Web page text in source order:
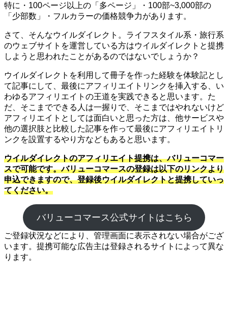
特に・100ページ以上の「多ページ」・100部~3,000部の
「少部数」・フルカラーの価格競争力があります。
さて、そんなウイルダイレクト。ライフスタイル系・旅行系
のウェブサイトを運営している方はウイルダイレクトと提携
しようと思われたことがあるのではないでしょうか？
ウイルダイレクトを利用して冊子を作った経験を体験記とし
て記事にして、最後にアフィリエイトリンクを挿入する、い
わゆるアフィリエイトの王道を実践できると思います。た
だ、そこまでできる人は一握りで、そこまではやれないけど
アフィリエイトとしては面白いと思った方は、他サービスや
他の選択肢と比較した記事を作って最後にアフィリエイトリ
ンクを設置するやり方などもあると思います。
ウイルダイレクトのアフィリエイト提携は、バリューコマー
スで可能です。バリューコマースの登録は以下のリンクより
申込できますので、登録後ウイルダイレクトと提携していっ
てください。
バリューコマース公式サイトはこちら
ご登録状況などにより、管理画面に表示されない場合がござ
います。提携可能な広告主は登録されるサイトによって異な
ります。